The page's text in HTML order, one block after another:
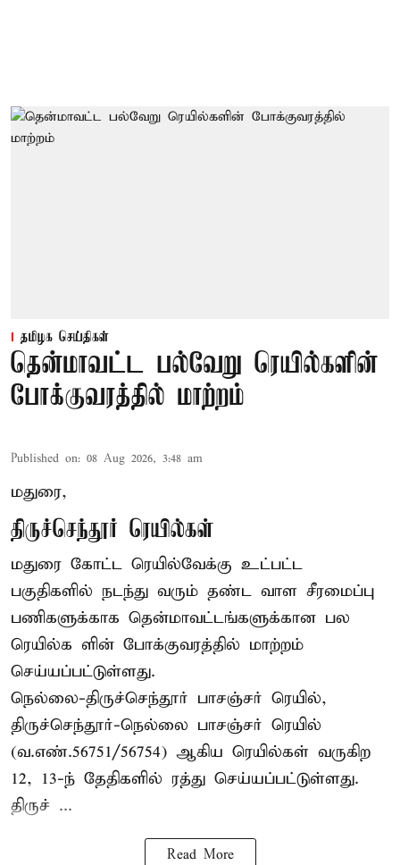
தமிழக செய்திகள்
தென்மாவட்ட பல்வேறு ரெயில்களின்
போக்குவரத்தில் மாற்றம்
Published on: 08 Aug 2026, 3:48 am
மதுரை,
திருச்செந்தூர் ரெயில்கள்
மதுரை கோட்ட ரெயில்வேக்கு உட்பட்ட
பகுதிகளில் நடந்து வரும் தண்ட வாள சீரமைப்பு
பணிகளுக்காக தென்மாவட்டங்களுக்கான பல
ரெயில்க ளின் போக்குவரத்தில் மாற்றம்
செய்யப்பட்டுள்ளது.
நெல்லை-திருச்செந்தூர் பாசஞ்சர் ரெயில்,
திருச்செந்தூர்-நெல்லை பாசஞ்சர் ரெயில்
(வ.எண்.56751/56754) ஆகிய ரெயில்கள் வருகிற
12, 13-ந் தேதிகளில் ரத்து செய்யப்பட்டுள்ளது.
திருச் ...
Read More